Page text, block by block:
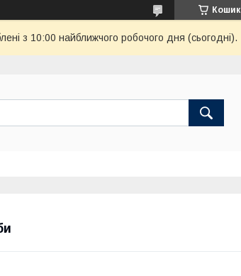
Кошик
з 10:00 найближчого робочого дня (сьогодні).